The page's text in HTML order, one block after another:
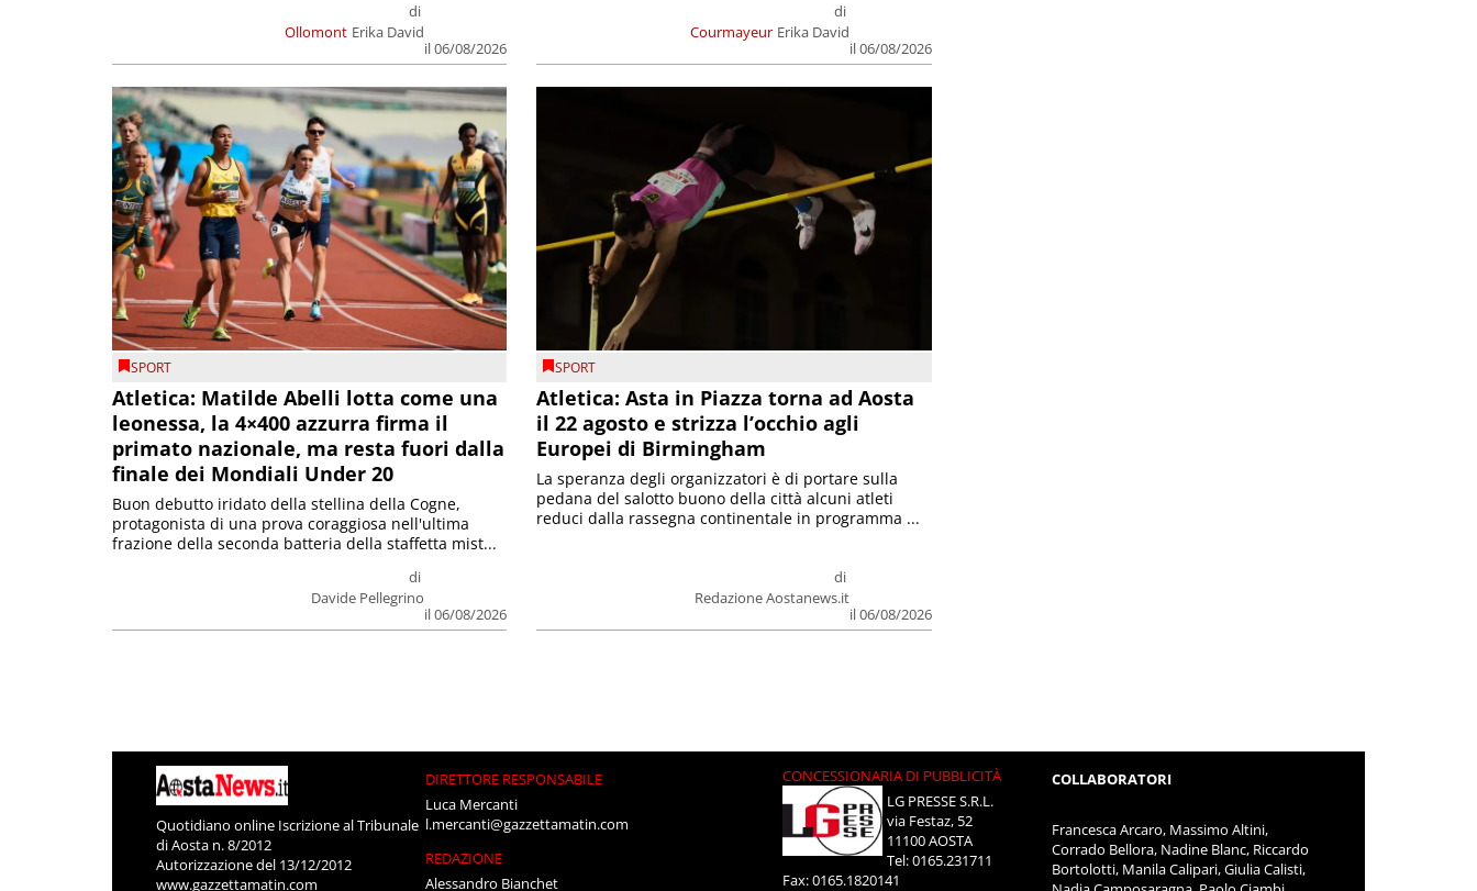
Ollomont
di
Erika David
il 06/08/2026
Courmayeur
di
Erika David
il 06/08/2026
SPORT
Atletica: Matilde Abelli lotta come una
leonessa, la 4×400 azzurra firma il
primato nazionale, ma resta fuori dalla
finale dei Mondiali Under 20
di
Davide Pellegrino
il 06/08/2026
Buon debutto iridato della stellina della Cogne,
protagonista di una prova coraggiosa nell'ultima
frazione della seconda batteria della staffetta mist...
SPORT
Atletica: Asta in Piazza torna ad Aosta
il 22 agosto e strizza l’occhio agli
Europei di Birmingham
di
Redazione Aostanews.it
il 06/08/2026
La speranza degli organizzatori è di portare sulla
pedana del salotto buono della città alcuni atleti
reduci dalla rassegna continentale in programma ...
Quotidiano online Iscrizione al Tribunale
di Aosta n. 8/2012
Autorizzazione del 13/12/2012
www.gazzettamatin.com
DIRETTORE RESPONSABILE
Luca Mercanti
l.mercanti@gazzettamatin.com
REDAZIONE
Alessandro Bianchet
CONCESSIONARIA DI PUBBLICITÀ
LG PRESSE S.R.L.
via Festaz, 52
11100 AOSTA
Tel: 0165.231711
Fax: 0165.1820141
COLLABORATORI
Francesca Arcaro, Massimo Altini,
Corrado Bellora, Nadine Blanc, Riccardo
Bortolotti, Manila Calipari, Giulia Calisti,